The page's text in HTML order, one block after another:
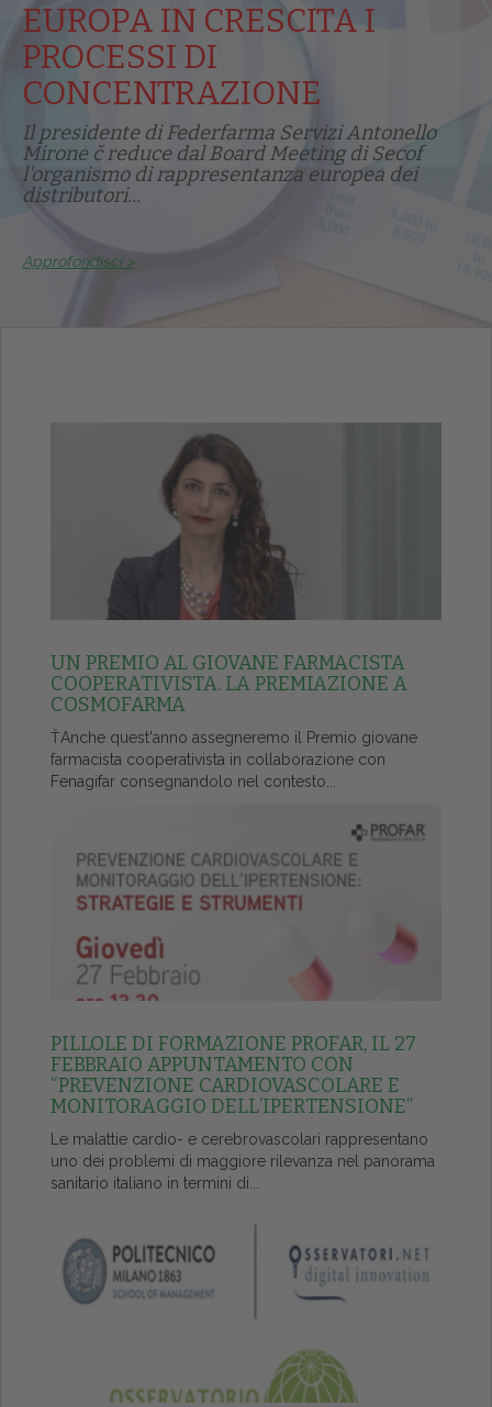
EUROPA IN CRESCITA I
PROCESSI DI
CONCENTRAZIONE
Il presidente di Federfarma Servizi Antonello
Mirone č reduce dal Board Meeting di Secof
l'organismo di rappresentanza europea dei
distributori...
Approfondisci >
UN PREMIO AL GIOVANE FARMACISTA
COOPERATIVISTA. LA PREMIAZIONE A
COSMOFARMA
ŤAnche quest'anno assegneremo il Premio giovane
farmacista cooperativista in collaborazione con
Fenagifar consegnandolo nel contesto...
PILLOLE DI FORMAZIONE PROFAR, IL 27
FEBBRAIO APPUNTAMENTO CON
“PREVENZIONE CARDIOVASCOLARE E
MONITORAGGIO DELL’IPERTENSIONE”
Le malattie cardio- e cerebrovascolari rappresentano
uno dei problemi di maggiore rilevanza nel panorama
sanitario italiano in termini di...